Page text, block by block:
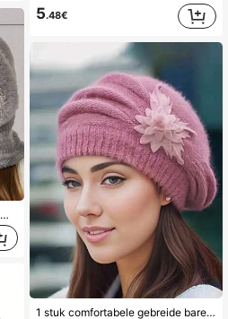
Gebreide winddichte warme nekwarmer met oorbescherming, ademend en vochtafvoerend, essentieel voor buitenactiviteiten in koud weer
5.48€
1 stuk comfortabele gebreide baret voor dames, warm en ademend, zeer elastisch, winterse warme muts met oorflapontwerp, perfect voor skiën en buitenactiviteiten